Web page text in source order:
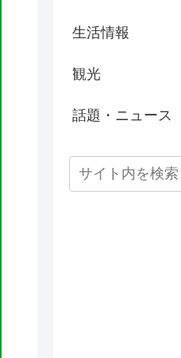
生活情報
観光
話題・ニュース